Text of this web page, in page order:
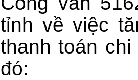
tỉnh về việc
thanh toán
đó: